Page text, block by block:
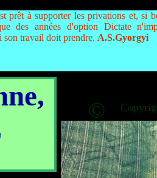
prêt à supporter les privations et, si
des années d'option Dictate
travail doit prendre. A.S.Gyorgyi
©